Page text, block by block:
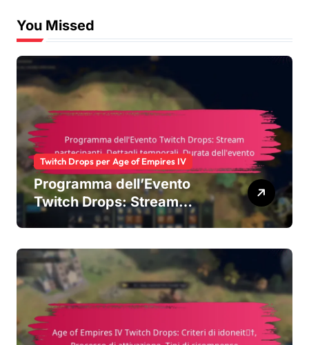
You Missed
Twitch Drops per Age of Empires IV
Programma dell’Evento
Twitch Drops: Stream
partecipanti, Dettagli
dell’evento